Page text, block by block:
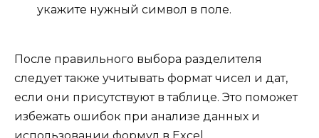
укажите нужный символ в поле.
После правильного выбора разделителя
следует также учитывать формат чисел и дат,
если они присутствуют в таблице. Это поможет
избежать ошибок при анализе данных и